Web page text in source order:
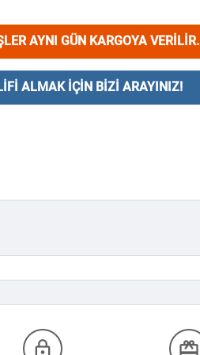
AYNI GÜN KARGOYA VERILIR.
ALMAK İÇIN BIZI ARAYINIZ!
lock_outline redeem